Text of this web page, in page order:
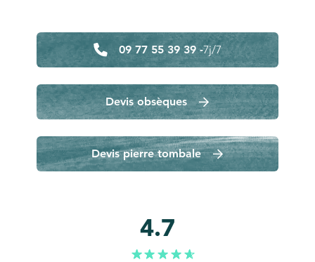
09 77 55 39 39 -7j/7
Devis obsèques
Devis pierre tombale
4.7